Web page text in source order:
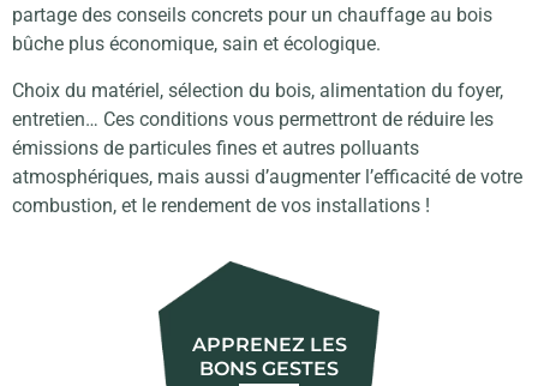
partage des conseils concrets pour un chauffage au bois
bûche plus économique, sain et écologique.
Choix du matériel, sélection du bois, alimentation du foyer,
entretien… Ces conditions vous permettront de réduire les
émissions de particules fines et autres polluants
atmosphériques, mais aussi d’augmenter l’efficacité de votre
combustion, et le rendement de vos installations !
APPRENEZ LES
BONS GESTES